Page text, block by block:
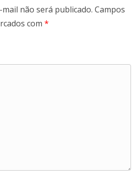
não será publicado. Campos
com *